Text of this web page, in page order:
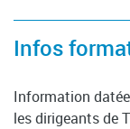
Infos
Information
les dirigeants de